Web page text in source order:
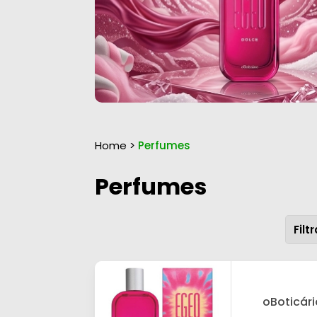
Home > Perfumes
Perfumes